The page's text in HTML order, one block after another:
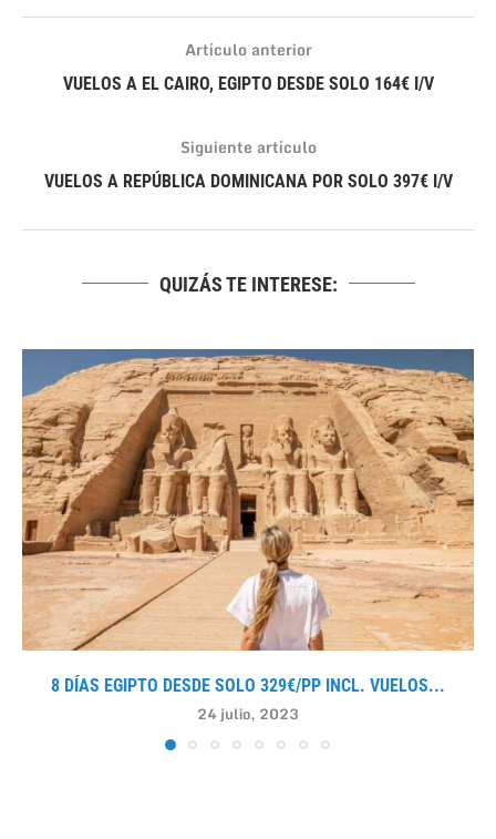
Artículo anterior
VUELOS A EL CAIRO, EGIPTO DESDE SOLO 164€ I/V
Siguiente artículo
VUELOS A REPÚBLICA DOMINICANA POR SOLO 397€ I/V
QUIZÁS TE INTERESE:
8 DÍAS EGIPTO DESDE SOLO 329€/PP INCL. VUELOS...
24 julio, 2023